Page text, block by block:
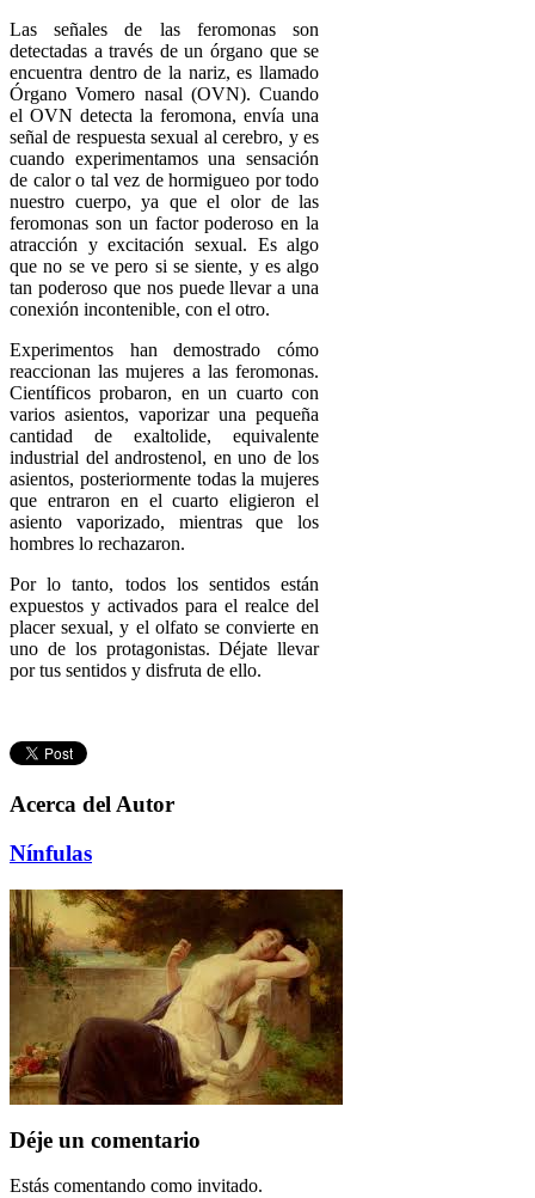
Las señales de las feromonas son
detectadas a través de un órgano que se
encuentra dentro de la nariz, es llamado
Órgano Vomero nasal (OVN). Cuando
el OVN detecta la feromona, envía una
señal de respuesta sexual al cerebro, y es
cuando experimentamos una sensación
de calor o tal vez de hormigueo por todo
nuestro cuerpo, ya que el olor de las
feromonas son un factor poderoso en la
atracción y excitación sexual. Es algo
que no se ve pero si se siente, y es algo
tan poderoso que nos puede llevar a una
conexión incontenible, con el otro.
Experimentos han demostrado cómo
reaccionan las mujeres a las feromonas.
Científicos probaron, en un cuarto con
varios asientos, vaporizar una pequeña
cantidad de exaltolide, equivalente
industrial del androstenol, en uno de los
asientos, posteriormente todas la mujeres
que entraron en el cuarto eligieron el
asiento vaporizado, mientras que los
hombres lo rechazaron.
Por lo tanto, todos los sentidos están
expuestos y activados para el realce del
placer sexual, y el olfato se convierte en
uno de los protagonistas. Déjate llevar
por tus sentidos y disfruta de ello.
Acerca del Autor
Nínfulas
Déje un comentario
Estás comentando como invitado.